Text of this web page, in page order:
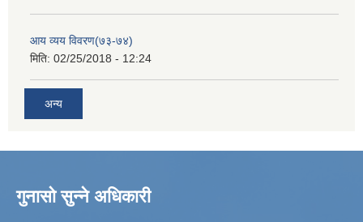
आय व्यय विवरण(७३-७४)
मिति: 02/25/2018 - 12:24
अन्य
गुनासो सुन्ने अधिकारी